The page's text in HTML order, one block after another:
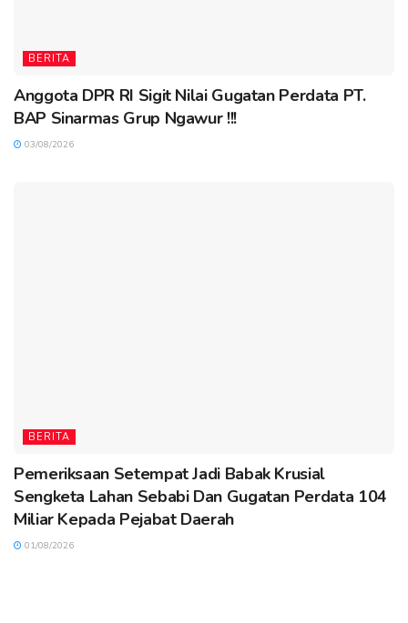
BERITA
Anggota DPR RI Sigit Nilai Gugatan Perdata PT.
BAP Sinarmas Grup Ngawur !!!
03/08/2026
BERITA
Pemeriksaan Setempat Jadi Babak Krusial
Sengketa Lahan Sebabi Dan Gugatan Perdata 104
Miliar Kepada Pejabat Daerah
01/08/2026